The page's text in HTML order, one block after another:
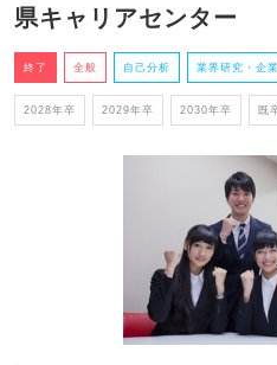
県キャリアセンター
終了 全般 自己分析 業界研究・企
2028年卒 2029年卒 2030年卒 既